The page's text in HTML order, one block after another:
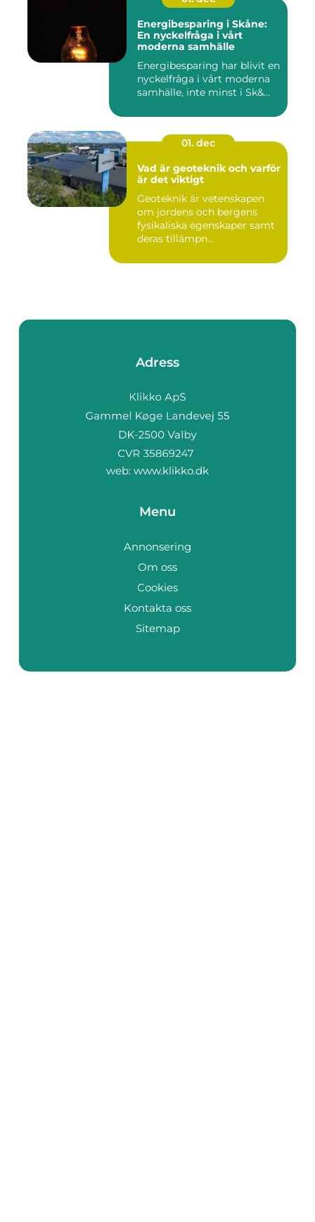
Energibesparing i Skåne:
En nyckelfråga i vårt
moderna samhälle
Energibesparing har blivit en
nyckelfråga i vårt moderna
samhälle, inte minst i Sk&...
01. dec
Vad är geoteknik och varför
är det viktigt
Geoteknik är vetenskapen
om jordens och bergens
fysikaliska egenskaper samt
deras tillämpn...
Adress
web: www.klikko.dk
Menu
Annonsering
Om oss
Cookies
Kontakta oss
Sitemap